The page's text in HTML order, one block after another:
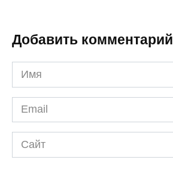
Добавить комментарий
Имя
*
Email
*
Сайт